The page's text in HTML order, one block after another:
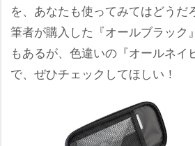
を、あなたも使ってみてはどうだ
筆者が購入した『オールブラック
もあるが、色違いの『オールネイ
で、ぜひチェックしてほしい！